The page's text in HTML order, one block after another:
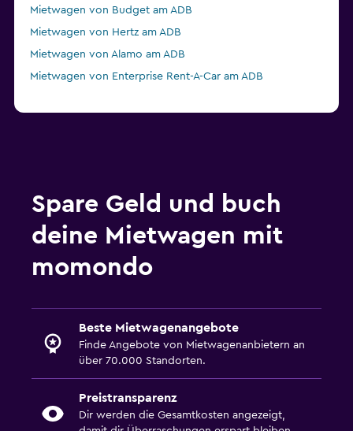
Mietwagen von Budget am ADB
Mietwagen von Hertz am ADB
Mietwagen von Alamo am ADB
Mietwagen von Enterprise Rent-A-Car am ADB
Spare Geld und buch
deine Mietwagen mit
momondo
Beste Mietwagenangebote
Finde Angebote von Mietwagenanbietern an
über 70.000 Standorten.
Preistransparenz
Dir werden die Gesamtkosten angezeigt,